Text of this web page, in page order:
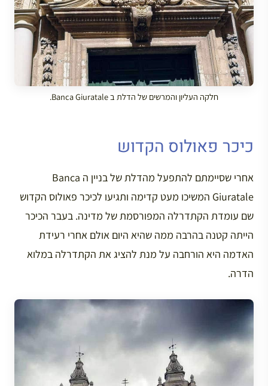
חלקה העליון והמרשים של הדלת ב Banca Giuratale.
כיכר פאולוס הקדוש
אחרי שסיימתם להתפעל מהדלת של בניין ה Banca
Giuratale המשיכו מעט קדימה ותגיעו לכיכר פאולוס הקדוש
שם עומדת הקתדרלה המפורסמת של מדינה. בעבר הכיכר
הייתה קטנה בהרבה ממה שהיא היום אולם אחרי רעידת
האדמה היא הורחבה על מנת להציג את הקתדרלה במלוא
הדרה.